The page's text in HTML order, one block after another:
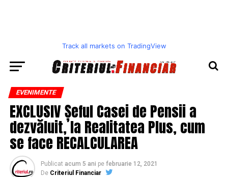
Track all markets on TradingView
EVENIMENTE
EXCLUSIV Șeful Casei de Pensii a
dezvăluit, la Realitatea Plus, cum
se face RECALCULAREA
Publicat acum 5 ani pe februarie 12, 2021
De Criteriul Financiar